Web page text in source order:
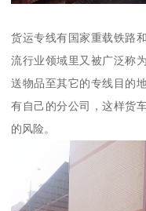
货运专线有国家重载铁路
流行业领域里又被广泛称
送物品至其它的专线目的
有自己的分公司，这样货
的风险。